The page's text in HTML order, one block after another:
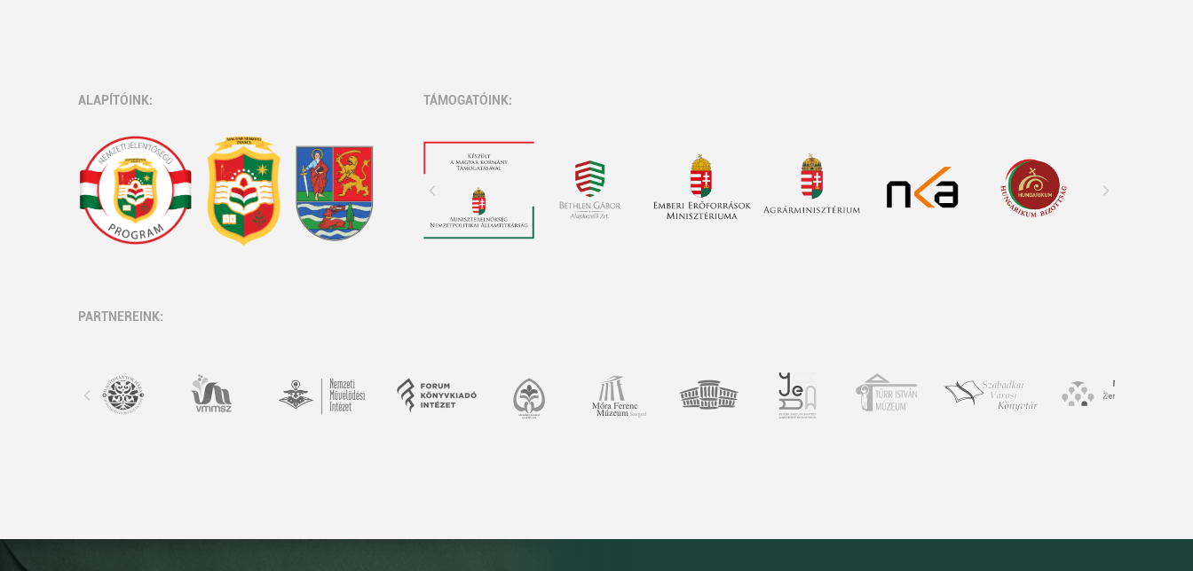
ALAPÍTÓINK: TÁMOGATÓINK:
PARTNEREINK: